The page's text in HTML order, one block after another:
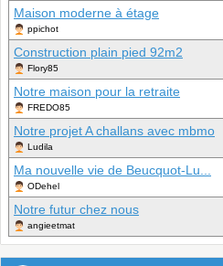
Maison moderne à étage
ppichot
Construction plain pied 92m2
Flory85
Notre maison pour la retraite
FREDO85
Notre projet A challans avec mbmo
Ludila
Ma nouvelle vie de Beucquot-Lu...
ODehel
Notre futur chez nous
angieetmat